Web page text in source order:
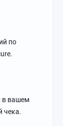
по
в вашем
чека.